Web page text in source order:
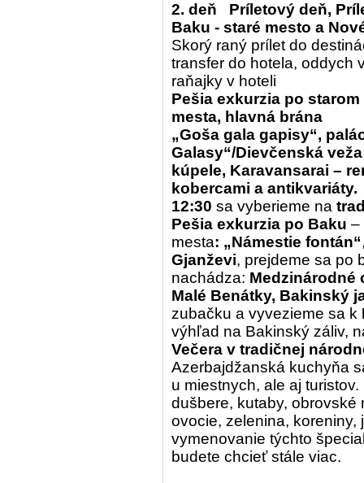
2. deň Príletový deň,
Baku - staré mesto a
Skorý raný prílet do
transfer do hotela, oddych
raňajky v hoteli
Pešia exkurzia po
mesta, hlavná brána
„Goša gala gapisy“,
Galasy“/Dievčenská
kúpele, Karavansarai –
kobercami a antikvariáty.
12:30 sa vyberieme na
Pešia exkurzia po Baku –
mesta: „Námestie fontán“
Gjanževi, prejdeme sa po
nachádza: Medzinárodné
Malé Benátky, Bakinský
zubačku a vyvezieme sa k
výhľad na Bakinský záliv,
Večera v tradičnej
Azerbajdžanská kuchyňa
u miestnych, ale aj
dušbere, kutaby, obrovské
ovocie, zelenina,
vymenovanie týchto
budete chcieť stále viac.